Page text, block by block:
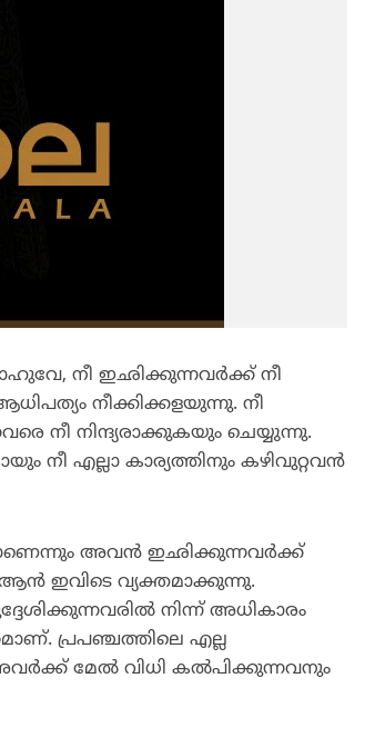
നീ ഇഛിക്കുന്നവര്‍ക്ക് നീ
നീക്കിക്കളയുന്നു. നീ
നീ നിന്ദ്യരാക്കുകയും ചെയ്യുന്നു.
നീ എല്ലാ കാര്യത്തിനും കഴിവുറ്റവന്‍
അവന്‍ ഇഛിക്കുന്നവര്‍ക്ക്
ഇവിടെ വ്യക്തമാക്കുന്നു.
നിന്ന് അധികാരം
പ്രപഞ്ചത്തിലെ എല്ല
മേല്‍ വിധി കല്‍പിക്കുന്നവനും